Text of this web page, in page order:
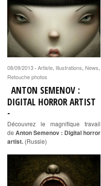
08/09/2013 · Artiste, Illustrations, News,
Retouche photos
ANTON SEMENOV :
DIGITAL HORROR ARTIST
Découvrez le magnifique travail
de Anton Semenov : Digital horror
artist. (Russie)